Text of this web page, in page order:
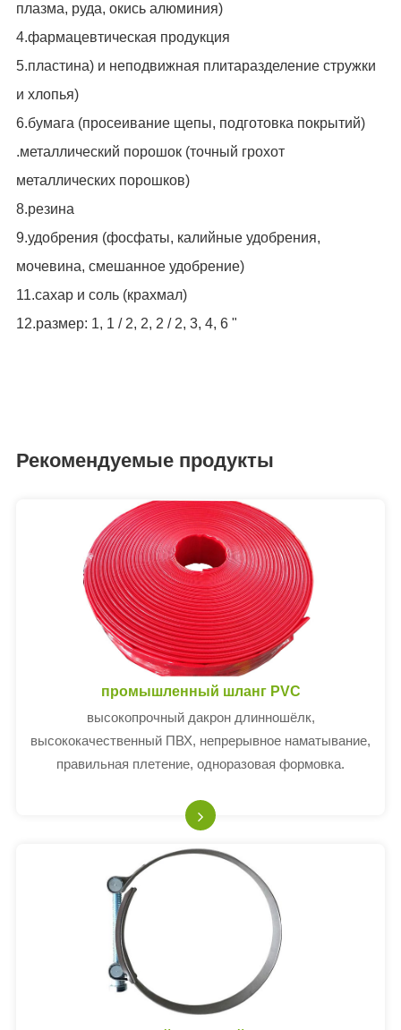
плазма, руда, окись алюминия)
4.фармацевтическая продукция
5.пластина) и неподвижная плитаразделение стружки
и хлопья)
6.бумага (просеивание щепы, подготовка покрытий)
.металлический порошок (точный грохот
металлических порошков)
8.резина
9.удобрения (фосфаты, калийные удобрения,
мочевина, смешанное удобрение)
11.сахар и соль (крахмал)
12.размер: 1, 1 / 2, 2, 2 / 2, 3, 4, 6 "
Рекомендуемые продукты
промышленный шланг PVC
высокопрочный дакрон длинношёлк,
высококачественный ПВХ, непрерывное наматывание,
правильная плетение, одноразовая формовка.